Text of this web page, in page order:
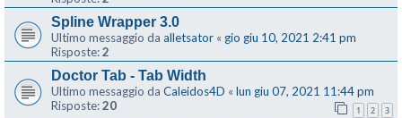
Spline Wrapper 3.0
Ultimo messaggio da alletsator « gio giu 10, 2021 2:41 pm
Risposte:2
Doctor Tab - Tab Width
Ultimo messaggio da Caleidos4D « lun giu 07, 2021 11:44 pm
Risposte:20 1 2 3